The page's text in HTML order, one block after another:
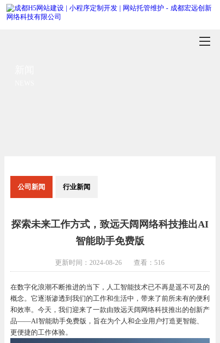
公司新闻 行业新闻
探索未来工作方式，致远天阔网络科技推出AI
智能助手免费版
更新时间：2024-08-26 查看：516
在数字化浪潮不断推进的当下，人工智能技术已不再是遥不可及的
概念。它逐渐渗透到我们的工作和生活中，带来了前所未有的便利
和效率。今天，我们迎来了一款由致远天阔网络科技推出的创新产
品——AI智能助手免费版，旨在为个人和企业用户打造更智能、
更便捷的工作体验。